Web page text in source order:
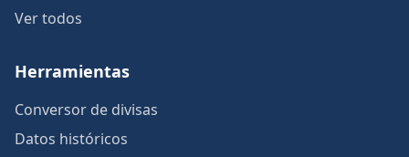
Ver todos
Herramientas
Conversor de divisas
Datos históricos